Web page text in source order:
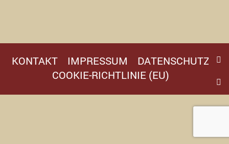
KONTAKT IMPRESSUM
DATENSCHUTZ
COOKIE-RICHTLINIE (EU)